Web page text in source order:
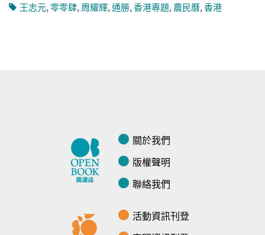
王志元,零零肆, 周耀輝,通勝,香港專題, 農民曆,香港
關於我們
版權聲明
聯絡我們
活動資訊刊登